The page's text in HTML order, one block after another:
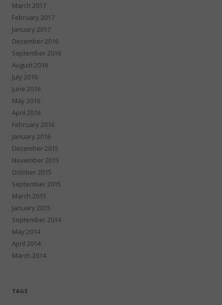
March 2017
February 2017
January 2017
December 2016
September 2016
August 2016
July 2016
June 2016
May 2016
April 2016
February 2016
January 2016
December 2015
November 2015
October 2015
September 2015
March 2015
January 2015
September 2014
May 2014
April 2014
March 2014
TAGS